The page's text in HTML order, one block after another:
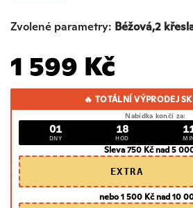
Zvolené parametry: Béžová,2
1 599 Kč
🔥 TOTÁLNÍ VÝPRODEJ
Nabídka končí za:
01
DNY
18
HOD
Sleva 750 Kč nad 5
EXTRA
nebo 1 500 Kč nad 10